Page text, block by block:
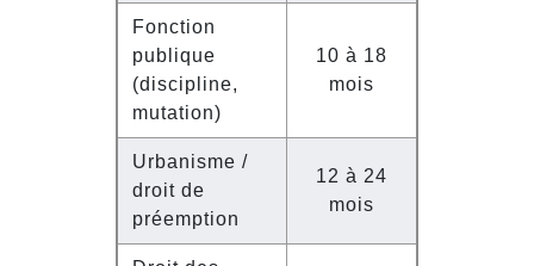
Fonction
publique
(discipline,
mutation)
10 à 18
mois
Urbanisme /
droit de
préemption
12 à 24
mois